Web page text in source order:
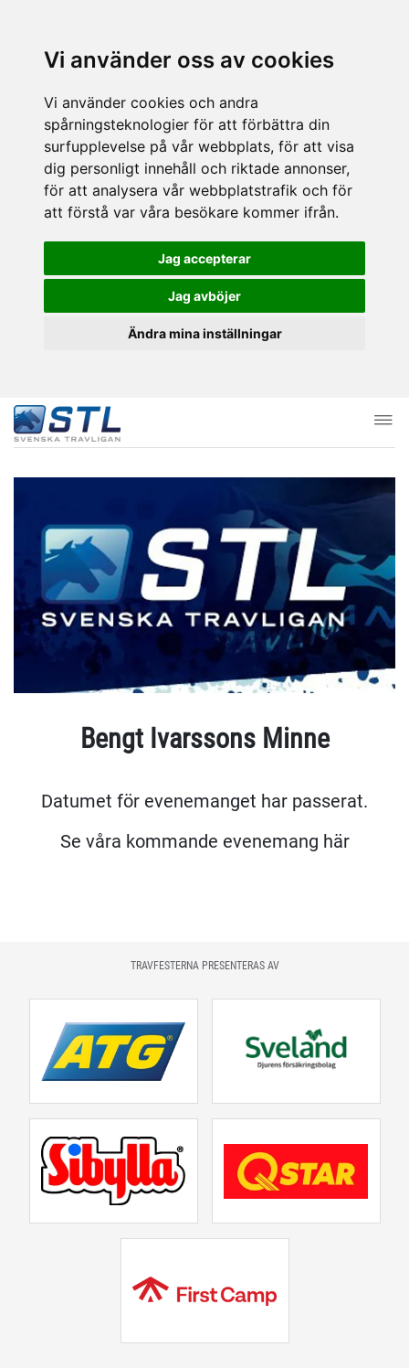
Vi använder oss av cookies
Vi använder cookies och andra
spårningsteknologier för att förbättra din
surfupplevelse på vår webbplats, för att visa
dig personligt innehåll och riktade annonser,
för att analysera vår webbplatstrafik och för
att förstå var våra besökare kommer ifrån.
Jag accepterar
Jag avböjer
Ändra mina inställningar
Bengt Ivarssons Minne
Datumet för evenemanget har passerat.
Se våra kommande evenemang här
TRAVFESTERNA PRESENTERAS AV